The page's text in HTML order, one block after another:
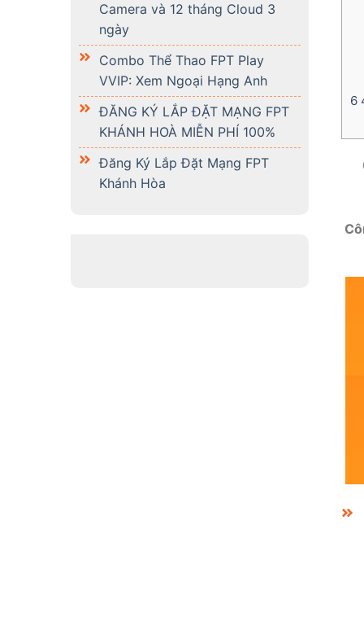
Camera và 12 tháng Cloud 3
ngày
Combo Thể Thao FPT Play
VVIP: Xem Ngoại Hạng Anh
ĐĂNG KÝ LẮP ĐẶT MẠNG FPT
KHÁNH HOÀ MIỄN PHÍ 100%
Đăng Ký Lắp Đặt Mạng FPT
Khánh Hòa
6